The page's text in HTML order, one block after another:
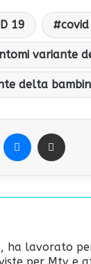
19
variante
delta
ha lavorato